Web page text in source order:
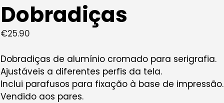
Dobradiças
€25.90
Dobradiças de alumínio cromado para serigrafia.
Ajustáveis a diferentes perfis da tela.
Inclui parafusos para fixação à base de impressão.
Vendido aos pares.